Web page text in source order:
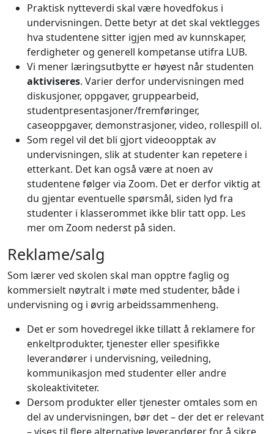
Praktisk nytteverdi skal være hovedfokus i
undervisningen. Dette betyr at det skal vektlegges
hva studentene sitter igjen med av kunnskaper,
ferdigheter og generell kompetanse utifra LUB.
Vi mener læringsutbytte er høyest når studenten
aktiviseres. Varier derfor undervisningen med
diskusjoner, oppgaver, gruppearbeid,
studentpresentasjoner/fremføringer,
caseoppgaver, demonstrasjoner, video, rollespill ol.
Som regel vil det bli gjort videoopptak av
undervisningen, slik at studenter kan repetere i
etterkant. Det kan også være at noen av
studentene følger via Zoom. Det er derfor viktig at
du gjentar eventuelle spørsmål, siden lyd fra
studenter i klasserommet ikke blir tatt opp. Les
mer om Zoom nederst på siden.
Reklame/salg
Som lærer ved skolen skal man opptre faglig og
kommersielt nøytralt i møte med studenter, både i
undervisning og i øvrig arbeidssammenheng.
Det er som hovedregel ikke tillatt å reklamere for
enkeltprodukter, tjenester eller spesifikke
leverandører i undervisning, veiledning,
kommunikasjon med studenter eller andre
skoleaktiviteter.
Dersom produkter eller tjenester omtales som en
del av undervisningen, bør det – der det er relevant